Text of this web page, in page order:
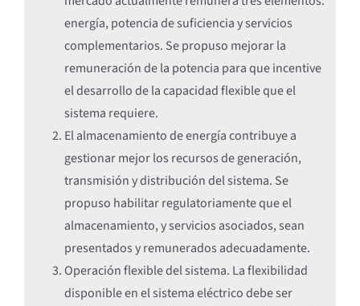
energía, potencia de suficiencia y servicios
complementarios. Se propuso mejorar la
remuneración de la potencia para que incentive
el desarrollo de la capacidad flexible que el
sistema requiere.
El almacenamiento de energía contribuye a
gestionar mejor los recursos de generación,
transmisión y distribución del sistema. Se
propuso habilitar regulatoriamente que el
almacenamiento, y servicios asociados, sean
presentados y remunerados adecuadamente.
Operación flexible del sistema. La flexibilidad
disponible en el sistema eléctrico debe ser